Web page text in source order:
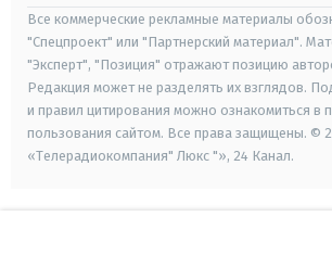
Все коммерческие рекламные материалы
"Спецпроект" или "Партнерский материал".
"Эксперт", "Позиция" отражают позицию
Редакция может не разделять их взглядов.
и правил цитирования можно ознакомиться в
пользования сайтом. Все права защищены. ©
«Телерадиокомпания" Люкс "», 24 Канал.